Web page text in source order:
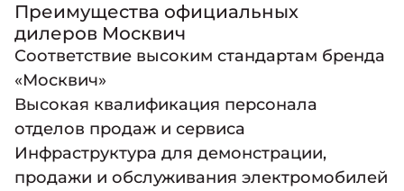
Преимущества официальных
дилеров Москвич
Соответствие высоким стандартам бренда
«Москвич»
Высокая квалификация персонала
отделов продаж и сервиса
Инфраструктура для демонстрации,
продажи и обслуживания электромобилей